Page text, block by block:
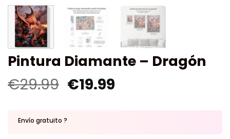
Pintura Diamante – Dragón
€29.99 €19.99
Envío gratuito ?